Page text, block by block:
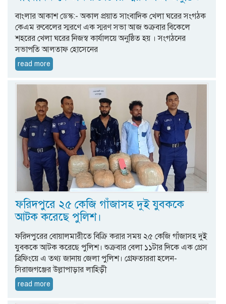
বাংলার আকাশ ডেস্ক:- অকাল প্রয়াত সাংবাদিক খেলা ঘরের সংগঠক
কেএম রুবেলের স্মরণে এক স্মরণ সভা আজ শুক্রবার বিকেলে
শহরের খেলা ঘরের নিজস্ব কার্যালয়ে অনুষ্ঠিত হয় । সংগঠনের
সভাপতি আলতাফ হোসেনের
read more
ফরিদপুরে ২৫ কেজি গাঁজাসহ দুই যুবককে
আটক করেছে পুলিশ।
ফরিদপুরের বোয়ালমারীতে বিক্রি করার সময় ২৫ কেজি গাঁজাসহ দুই
যুবককে আটক করেছে পুলিশ। শুক্রবার বেলা ১১টার দিকে এক প্রেস
ব্রিফিংয়ে এ তথ্য জানায় জেলা পুলিশ। গ্রেফতাররা হলেন-
সিরাজগঞ্জের উল্লাপাড়ার লাহিড়ী
read more